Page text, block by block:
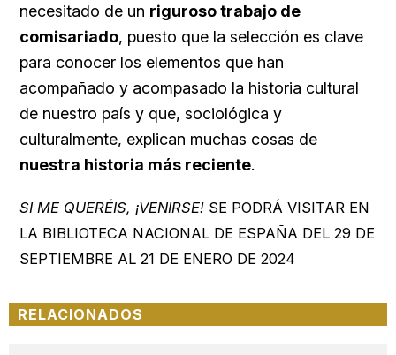
necesitado de un riguroso trabajo de
comisariado, puesto que la selección es clave
para conocer los elementos que han
acompañado y acompasado la historia cultural
de nuestro país y que, sociológica y
culturalmente, explican muchas cosas de
nuestra historia más reciente.
SI ME QUERÉIS, ¡VENIRSE! SE PODRÁ VISITAR EN
LA BIBLIOTECA NACIONAL DE ESPAÑA DEL 29 DE
SEPTIEMBRE AL 21 DE ENERO DE 2024
RELACIONADOS